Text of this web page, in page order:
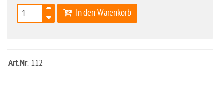
In den Warenkorb
Art.Nr. 112